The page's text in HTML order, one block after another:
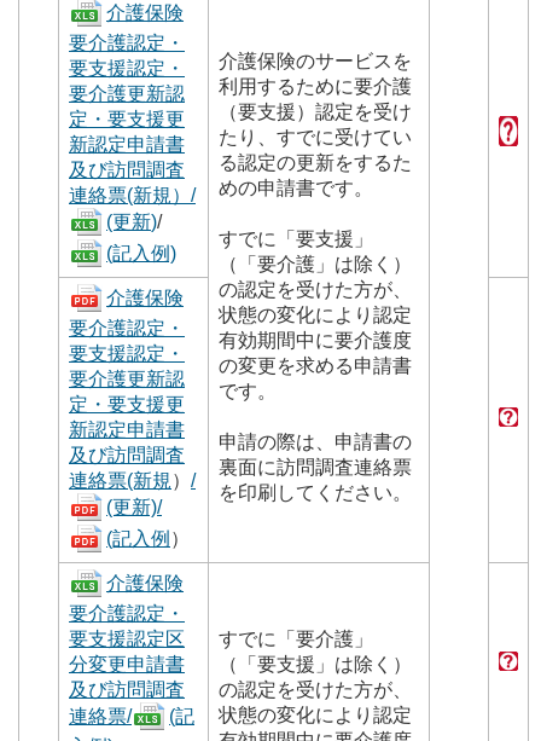
介護保険
要介護認定・
要支援認定・
要介護更新認
定・要支援更
新認定申請書
及び訪問調査
連絡票(新規） /
(更新)/
(記入例)
介護保険のサービスを
利用するために要介護
（要支援）認定を受け
たり、すでに受けてい
る認定の更新をするた
めの申請書です。
すでに「要支援」
（「要介護」は除く）
の認定を受けた方が、
状態の変化により認定
有効期間中に要介護度
の変更を求める申請書
です。
申請の際は、申請書の
裏面に訪問調査連絡票
を印刷してください。
介護保険
要介護認定・
要支援認定・
要介護更新認
定・要支援更
新認定申請書
及び訪問調査
連絡票(新規 ） /
(更新)/
(記入例 ）
介護保険
要介護認定・
要支援認定区
分変更申請書
及び訪問調査
連絡票/
(記
すでに「要介護」
（「要支援」は除く）
の認定を受けた方が、
状態の変化により認定